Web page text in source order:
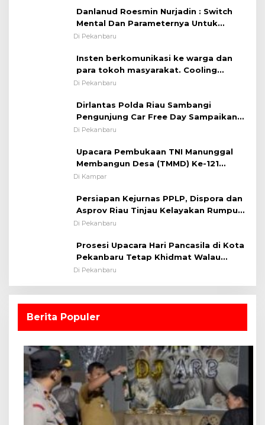
Danlanud Roesmin Nurjadin : Switch
Mental Dan Parameternya Untuk
Melaksanakan ✈
Di Pekanbaru
Insten berkomunikasi ke warga dan
para tokoh masyarakat. Cooling
System OMP LK ²024 Polsek Rumbai,
Pentingnya Memelihara dan Menjaga
Situasi Kondusif
Di Pekanbaru
Dirlantas Polda Riau Sambangi
Pengunjung Car Free Day Sampaikan
Pesan Edukasi Kamtibmas &
Di Pekanbaru
Upacara Pembukaan TNI Manunggal
Membangun Desa (TMMD) Ke-121
Kodim 0313/KPR Tahun 2024) ?
Di Kampar
Persiapan Kejurnas PPLP, Dispora dan
Asprov Riau Tinjau Kelayakan Rumput
Lapangan Sepakbola
Di Pekanbaru
Prosesi Upacara Hari Pancasila di Kota
Pekanbaru Tetap Khidmat Walau
Dalam Ruangan
Di Pekanbaru
Berita Populer